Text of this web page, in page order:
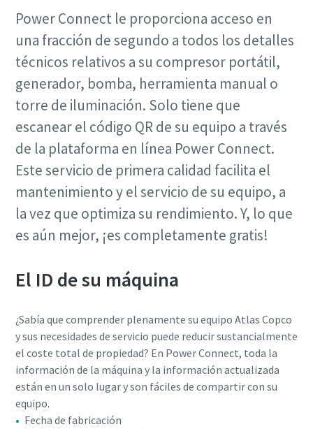
Power Connect le proporciona acceso en
una fracción de segundo a todos los detalles
técnicos relativos a su compresor portátil,
generador, bomba, herramienta manual o
torre de iluminación. Solo tiene que
escanear el código QR de su equipo a través
de la plataforma en línea Power Connect.
Este servicio de primera calidad facilita el
mantenimiento y el servicio de su equipo, a
la vez que optimiza su rendimiento. Y, lo que
es aún mejor, ¡es completamente gratis!
El ID de su máquina
¿Sabía que comprender plenamente su equipo Atlas Copco
y sus necesidades de servicio puede reducir sustancialmente
el coste total de propiedad? En Power Connect, toda la
información de la máquina y la información actualizada
están en un solo lugar y son fáciles de compartir con su
equipo.
Fecha de fabricación